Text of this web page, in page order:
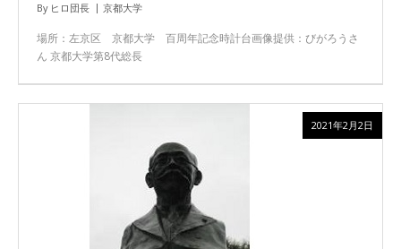
By ヒロ団長 京都大学
場所：左京区 京都大学 百周年記念時計台画像提供：びがろうさ
ん 京都大学第8代総長
2021年2月2日